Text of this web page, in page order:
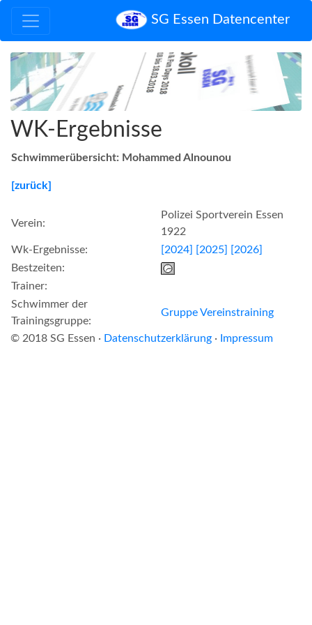
SG Essen Datencenter
WK-Ergebnisse
Schwimmerübersicht: Mohammed Alnounou
[zurück]
Verein:
Polizei Sportverein Essen
1922
Wk-Ergebnisse:
[2024] [2025]
[2026]
Bestzeiten:
Trainer:
Schwimmer der
Trainingsgruppe:
Gruppe Vereinstraining
© 2018 SG Essen · Datenschutzerklärung · Impressum